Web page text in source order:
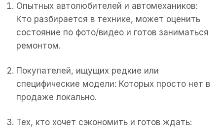
Опытных автолюбителей и автомехаников:
Кто разбирается в технике, может оценить
состояние по фото/видео и готов заниматься
ремонтом.
Покупателей, ищущих редкие или
специфические модели: Которых просто нет в
продаже локально.
Тех, кто хочет сэкономить и готов ждать: